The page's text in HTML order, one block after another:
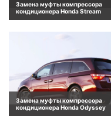
Замена муфты компрессора
кондиционера Honda Stream
Замена муфты компрессора
кондиционера Honda Odyssey